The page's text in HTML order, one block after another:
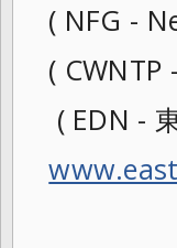
( NFG -
(
( EDN -